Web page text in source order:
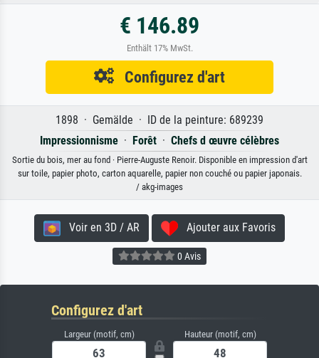
€ 146.89
Enthält 17% MwSt.
Configurez d'art
1898 · Gemälde · ID de la peinture: 689239
Impressionnisme · Forêt · Chefs d œuvre célèbres
Sortie du bois, mer au fond · Pierre-Auguste Renoir. Disponible en impression d'art
sur toile, papier photo, carton aquarelle, papier non couché ou papier japonais.
/ akg-images
Voir en 3D / AR Ajouter aux Favoris
0 Avis
Configurez d'art
Largeur (motif, cm) Hauteur (motif, cm)